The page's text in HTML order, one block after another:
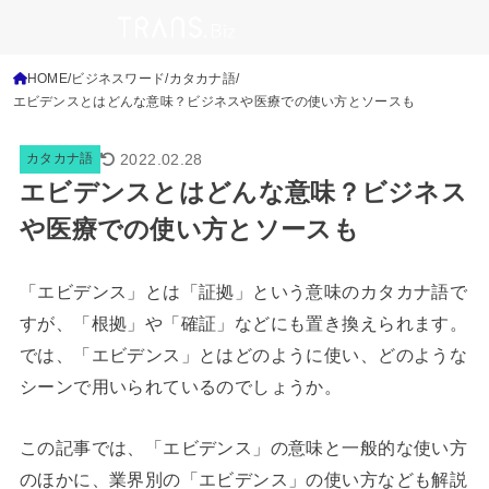
HOME ビジネスワード カタカナ語
エビデンスとはどんな意味？ビジネスや医療での使い方とソースも
カタカナ語 2022.02.28
エビデンスとはどんな意味？ビジネス
や医療での使い方とソースも
「エビデンス」とは「証拠」という意味のカタカナ語で
すが、「根拠」や「確証」などにも置き換えられます。
では、「エビデンス」とはどのように使い、どのような
シーンで用いられているのでしょうか。
この記事では、「エビデンス」の意味と一般的な使い方
のほかに、業界別の「エビデンス」の使い方なども解説